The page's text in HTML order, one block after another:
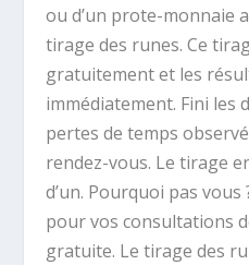
ou d’un prote-monnaie
tirage des runes. Ce
gratuitement et les
immédiatement. Fini les
pertes de temps
rendez-vous. Le tirage
d’un. Pourquoi pas
pour vos consultations
gratuite. Le tirage des